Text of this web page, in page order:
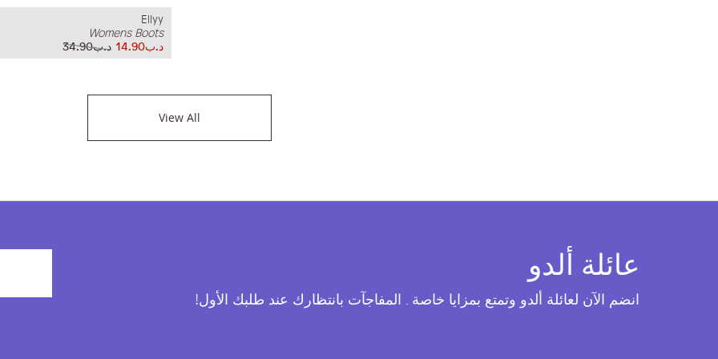
Ellyy
Womens Boots
د.ب34.90
د.ب14.90
View All
عائلة ألدو
انضم الآن لعائلة ألدو وتمتع بمزايا خاصة . المفاجآت بانتظارك عند طلبك الأول!